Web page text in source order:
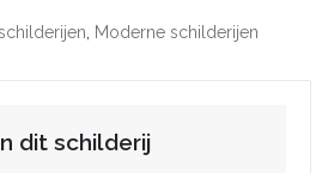
Moderne schilderijen
dit schilderij